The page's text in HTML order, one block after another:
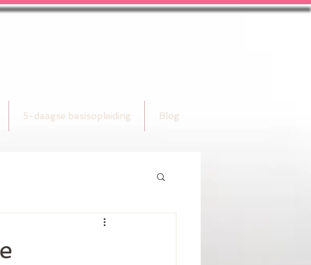
5-daagse basisopleiding Blog